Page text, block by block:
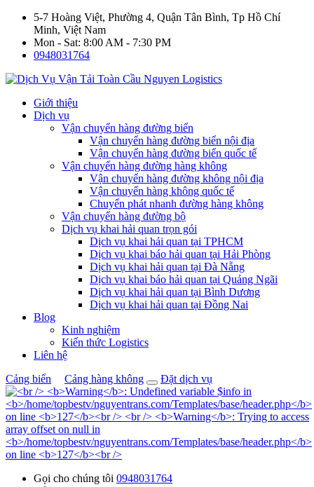
5-7 Hoàng Việt, Phường 4, Quận Tân Bình, Tp Hồ Chí
Minh, Việt Nam
Mon - Sat: 8:00 AM - 7:30 PM
0948031764
Giới thiệu
Dịch vụ
Vận chuyển hàng đường biển
Vận chuyển hàng đường biển nội địa
Vận chuyển hàng đường biển quốc tế
Vận chuyển hàng đường hàng không
Vận chuyển hàng đường không nội địa
Vận chuyển hàng không quốc tế
Chuyển phát nhanh đường hàng không
Vận chuyển hàng đường bộ
Dịch vụ khai hải quan trọn gói
Dịch vụ khai hải quan tại TPHCM
Dịch vụ khai báo hải quan tại Hải Phòng
Dịch vụ khai hải quan tại Đà Nẵng
Dịch vụ khai báo hải quan tại Quảng Ngãi
Dịch vụ khai hải quan tại Bình Dương
Dịch vụ khai hải quan tại Đồng Nai
Blog
Kinh nghiệm
Kiến thức Logistics
Liên hệ
Cảng biển
Cảng hàng không Đặt dịch vụ
Gọi cho chúng tôi 0948031764